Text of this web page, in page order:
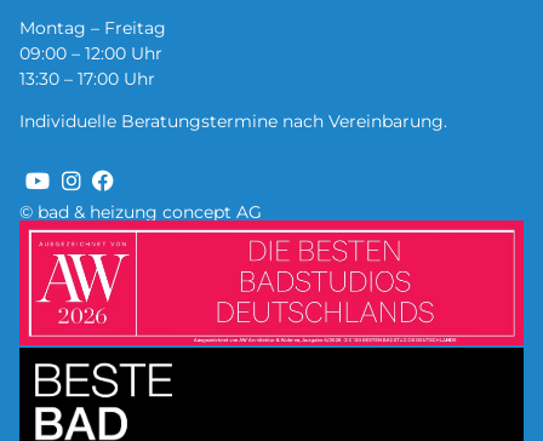
© bad & heizung concept AG
Bild
Montag – Freitag
09:00 – 12:00 Uhr
13:30 – 17:00 Uhr
Individuelle Beratungstermine nach Vereinbarung.